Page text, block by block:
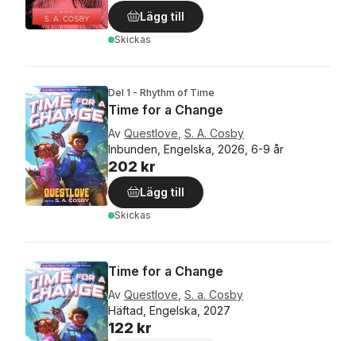
Lägg till
Skickas
Del 1 - Rhythm of Time
Time for a Change
Av Questlove S. A. Cosby
Inbunden, Engelska, 2026, 6-9 år
202 kr
Lägg till
Skickas
Time for a Change
Av Questlove S. a. Cosby
Häftad, Engelska, 2027
122 kr